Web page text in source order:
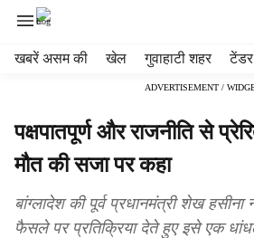
खबरें असम की खेल गुवाहाटी शहर टेंडर
ADVERTISEMENT /
पक्षपातपूर्ण और राजनीति से
मौत की सजा पर कहा
बांग्लादेश की पूर्व प्रधानमंत्री शेख
फैसले पर प्रतिक्रिया देते हुए इसे एक